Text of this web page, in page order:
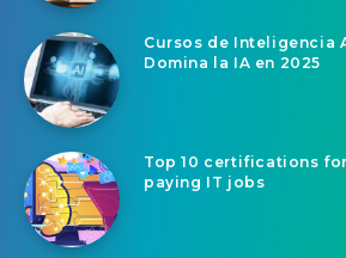
Cursos de Inteligencia
Domina la IA en 2025
Top 10 certifications
paying IT jobs